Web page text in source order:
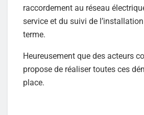
raccordement au réseau
service et du suivi de
terme.
Heureusement que des acteurs
propose de réaliser toutes ces
place.